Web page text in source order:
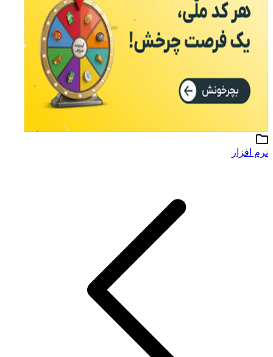
نرم افزار